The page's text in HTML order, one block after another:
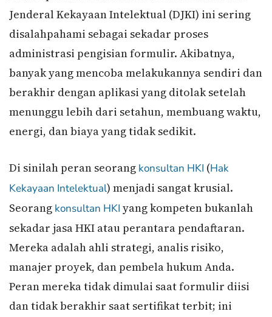
Jenderal Kekayaan Intelektual (DJKI) ini sering
disalahpahami sebagai sekadar proses
administrasi pengisian formulir. Akibatnya,
banyak yang mencoba melakukannya sendiri dan
berakhir dengan aplikasi yang ditolak setelah
menunggu lebih dari setahun, membuang waktu,
energi, dan biaya yang tidak sedikit.
Di sinilah peran seorang konsultan HKI (Hak
Kekayaan Intelektual) menjadi sangat krusial.
Seorang konsultan HKI yang kompeten bukanlah
sekadar jasa HKI atau perantara pendaftaran.
Mereka adalah ahli strategi, analis risiko,
manajer proyek, dan pembela hukum Anda.
Peran mereka tidak dimulai saat formulir diisi
dan tidak berakhir saat sertifikat terbit; ini